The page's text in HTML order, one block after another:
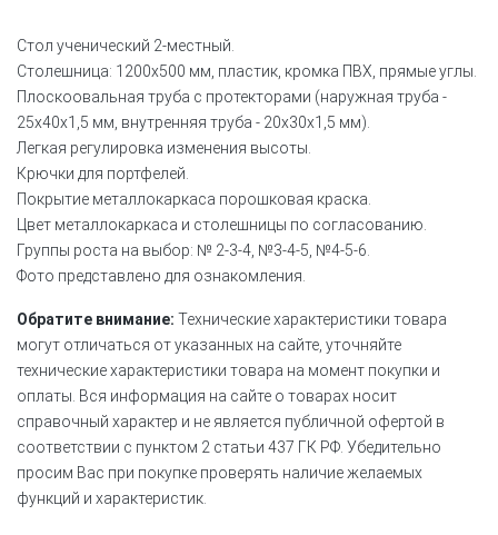
Стол ученический 2-местный.
Столешница: 1200х500 мм, пластик, кромка ПВХ, прямые углы.
Плоскоовальная труба с протекторами (наружная труба -
25х40х1,5 мм, внутренняя труба - 20х30х1,5 мм).
Легкая регулировка изменения высоты.
Крючки для портфелей.
Покрытие металлокаркаса порошковая краска.
Цвет металлокаркаса и столешницы по согласованию.
Группы роста на выбор: № 2-3-4, №3-4-5, №4-5-6.
Фото представлено для ознакомления.
Обратите внимание: Технические характеристики товара
могут отличаться от указанных на сайте, уточняйте
технические характеристики товара на момент покупки и
оплаты. Вся информация на сайте о товарах носит
справочный характер и не является публичной офертой в
соответствии с пунктом 2 статьи 437 ГК РФ. Убедительно
просим Вас при покупке проверять наличие желаемых
функций и характеристик.